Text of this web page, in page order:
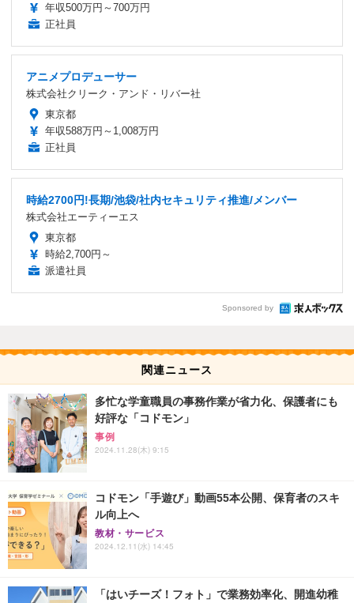
年収500万円～700万円
正社員
アニメプロデューサー
株式会社クリーク・アンド・リバー社
東京都
年収588万円～1,008万円
正社員
時給2700円!長期/池袋/社内セキュリティ推進/メンバー
株式会社エーティーエス
東京都
時給2,700円～
派遣社員
Sponsored by
関連ニュース
多忙な学童職員の事務作業が省力化、保護者にも
好評な「コドモン」
事例
2024.11.28(木) 9:15
コドモン「手遊び」動画55本公開、保育者のスキ
ル向上へ
教材・サービス
2024.12.11(水) 14:45
「はいチーズ！フォト」で業務効率化、開進幼稚